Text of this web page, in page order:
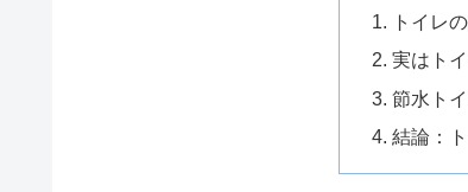
トイレ
実はト
節水ト
結論：